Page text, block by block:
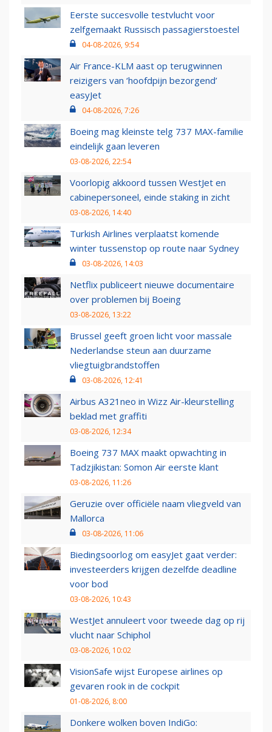
Eerste succesvolle testvlucht voor
zelfgemaakt Russisch passagierstoestel
04-08-2026, 9:54
Air France-KLM aast op terugwinnen
reizigers van ‘hoofdpijn bezorgend’
easyJet
04-08-2026, 7:26
Boeing mag kleinste telg 737 MAX-familie
eindelijk gaan leveren
03-08-2026, 22:54
Voorlopig akkoord tussen WestJet en
cabinepersoneel, einde staking in zicht
03-08-2026, 14:40
Turkish Airlines verplaatst komende
winter tussenstop op route naar Sydney
03-08-2026, 14:03
Netflix publiceert nieuwe documentaire
over problemen bij Boeing
03-08-2026, 13:22
Brussel geeft groen licht voor massale
Nederlandse steun aan duurzame
vliegtuigbrandstoffen
03-08-2026, 12:41
Airbus A321neo in Wizz Air-kleurstelling
beklad met graffiti
03-08-2026, 12:34
Boeing 737 MAX maakt opwachting in
Tadzjikistan: Somon Air eerste klant
03-08-2026, 11:26
Geruzie over officiële naam vliegveld van
Mallorca
03-08-2026, 11:06
Biedingsoorlog om easyJet gaat verder:
investeerders krijgen dezelfde deadline
voor bod
03-08-2026, 10:43
WestJet annuleert voor tweede dag op rij
vlucht naar Schiphol
03-08-2026, 10:02
VisionSafe wijst Europese airlines op
gevaren rook in de cockpit
01-08-2026, 8:00
Donkere wolken boven IndiGo: